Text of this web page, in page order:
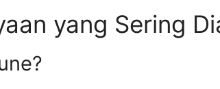
yang Sering